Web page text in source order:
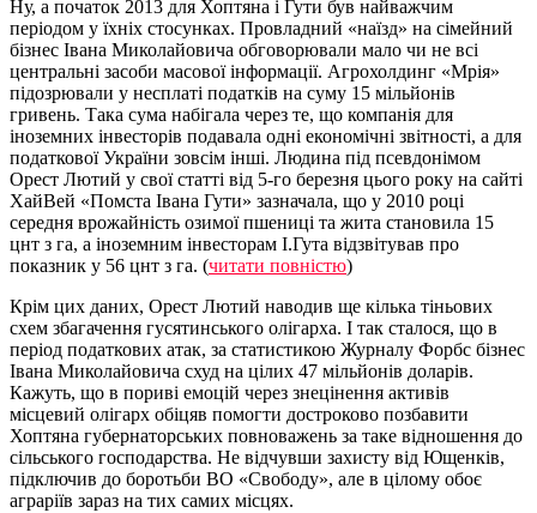
Ну, а початок 2013 для Хоптяна і Гути був найважчим
періодом у їхніх стосунках. Провладний «наїзд» на сімейний
бізнес Івана Миколайовича обговорювали мало чи не всі
центральні засоби масової інформації. Агрохолдинг «Мрія»
підозрювали у несплаті податків на суму 15 мільйонів
гривень. Така сума набігала через те, що компанія для
іноземних інвесторів подавала одні економічні звітності, а для
податкової України зовсім інші. Людина під псевдонімом
Орест Лютий у свої статті від 5-го березня цього року на сайті
ХайВей «Помста Івана Гути» зазначала, що у 2010 році
середня врожайність озимої пшениці та жита становила 15
цнт з га, а іноземним інвесторам І.Гута відзвітував про
показник у 56 цнт з га. (читати повністю)
Крім цих даних, Орест Лютий наводив ще кілька тіньових
схем збагачення гусятинського олігарха. І так сталося, що в
період податкових атак, за статистикою Журналу Форбс бізнес
Івана Миколайовича схуд на цілих 47 мільйонів доларів.
Кажуть, що в пориві емоцій через знецінення активів
місцевий олігарх обіцяв помогти достроково позбавити
Хоптяна губернаторських повноважень за таке відношення до
сільського господарства. Не відчувши захисту від Ющенків,
підключив до боротьби ВО «Свободу», але в цілому обоє
аграріїв зараз на тих самих місцях.